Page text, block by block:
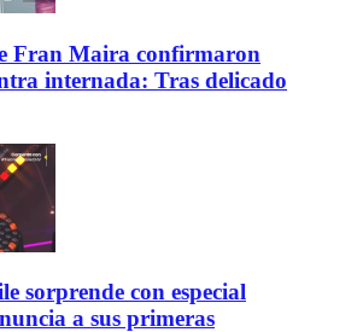
Fran Maira confirmaron
internada: Tras delicado
sorprende con especial
a sus primeras